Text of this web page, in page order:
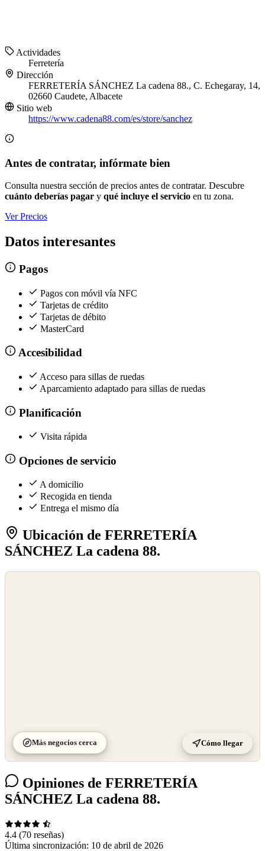
Actividades
Ferretería
Dirección
FERRETERÍA SÁNCHEZ La cadena 88., C. Echegaray, 14,
02660 Caudete, Albacete
Sitio web
https://www.cadena88.com/es/store/sanchez
Antes de contratar, infórmate bien
Consulta nuestra sección de precios antes de contratar. Descubre
cuánto deberías pagar y qué incluye el servicio en tu zona.
Ver Precios
Datos interesantes
Pagos
Pagos con móvil vía NFC
Tarjetas de crédito
Tarjetas de débito
MasterCard
Accesibilidad
Acceso para sillas de ruedas
Aparcamiento adaptado para sillas de ruedas
Planificación
Visita rápida
Opciones de servicio
A domicilio
Recogida en tienda
Entrega el mismo día
Ubicación de FERRETERÍA
SÁNCHEZ La cadena 88.
Más negocios cerca Cómo llegar
Opiniones de FERRETERÍA
SÁNCHEZ La cadena 88.
4.4 (70 reseñas)
Última sincronización: 10 de abril de 2026